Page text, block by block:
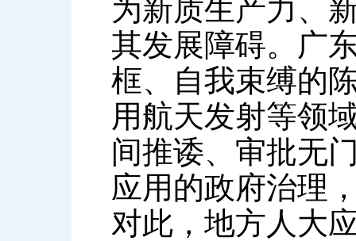
为新质生产力、
其发展障碍。广
框、自我束缚的
用航天发射等领
间推诿、审批无
应用的政府治理
对此，地方人大